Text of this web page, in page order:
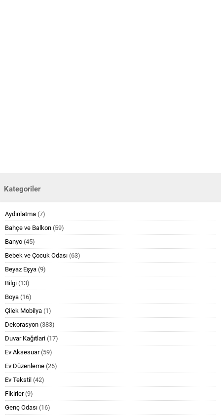
Kategoriler
Aydınlatma (7)
Bahçe ve Balkon (59)
Banyo (45)
Bebek ve Çocuk Odası (63)
Beyaz Eşya (9)
Bilgi (13)
Boya (16)
Çilek Mobilya (1)
Dekorasyon (383)
Duvar Kağıtlari (17)
Ev Aksesuar(59)
Ev Düzenleme (26)
Ev Tekstil (42)
Fikirler(9)
Genç Odası (16)